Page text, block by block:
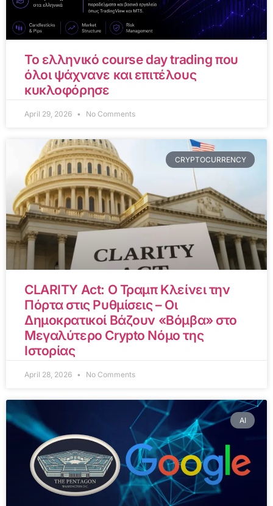
Το ελληνικό course day trading που
όλοι ψάχνανε και επιτέλους
κυκλοφόρησε
April 29, 2026 No Comments
CRYPTOCURRENCY
CLARITY Act: Ο Τραμπ Κλείνει την
Πόρτα στις Ρυθμίσεις – Οι
Δημοκρατικοί Βάζουν «Βόμβα» στο
Μεγαλύτερο Crypto Νόμο της
Ιστορίας
April 28, 2026 No Comments
AI